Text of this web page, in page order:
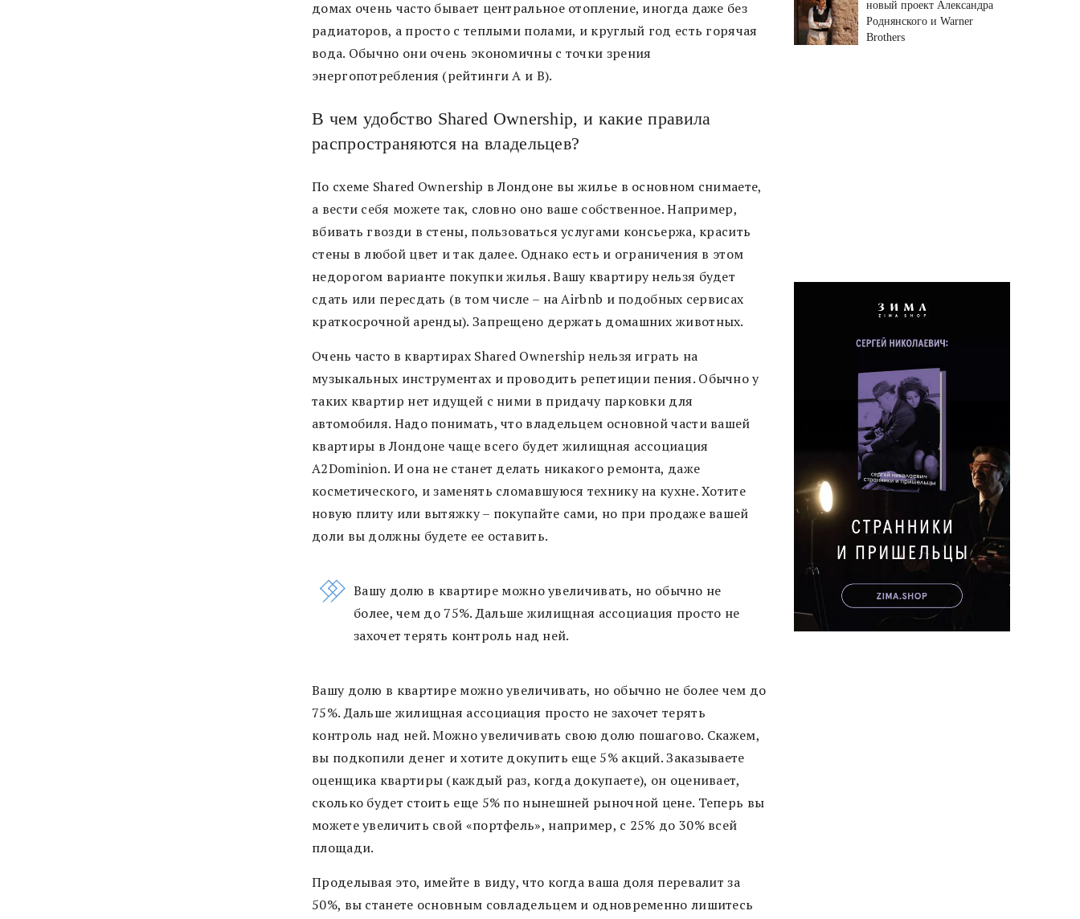
домах очень часто бывает центральное отопление, иногда даже без
радиаторов, а просто с теплыми полами, и круглый год есть горячая
вода. Обычно они очень экономичны с точки зрения
энергопотребления (рейтинги А и В).
В чем удобство Shared Ownership, и какие правила
распространяются на владельцев?
По схеме Shared Ownership в Лондоне вы жилье в основном снимаете,
а вести себя можете так, словно оно ваше собственное. Например,
вбивать гвозди в стены, пользоваться услугами консьержа, красить
стены в любой цвет и так далее. Однако есть и ограничения в этом
недорогом варианте покупки жилья. Вашу квартиру нельзя будет
сдать или пересдать (в том числе – на Airbnb и подобных сервисах
краткосрочной аренды). Запрещено держать домашних животных.
Очень часто в квартирах Shared Ownership нельзя играть на
музыкальных инструментах и проводить репетиции пения. Обычно у
таких квартир нет идущей с ними в придачу парковки для
автомобиля. Надо понимать, что владельцем основной части вашей
квартиры в Лондоне чаще всего будет жилищная ассоциация
A2Dominion. И она не станет делать никакого ремонта, даже
косметического, и заменять сломавшуюся технику на кухне. Хотите
новую плиту или вытяжку – покупайте сами, но при продаже вашей
доли вы должны будете ее оставить.
Вашу долю в квартире можно увеличивать, но обычно не
более, чем до 75%. Дальше жилищная ассоциация просто не
захочет терять контроль над ней.
Вашу долю в квартире можно увеличивать, но обычно не более чем до
75%. Дальше жилищная ассоциация просто не захочет терять
контроль над ней. Можно увеличивать свою долю пошагово. Скажем,
вы подкопили денег и хотите докупить еще 5% акций. Заказываете
оценщика квартиры (каждый раз, когда докупаете), он оценивает,
сколько будет стоить еще 5% по нынешней рыночной цене. Теперь вы
можете увеличить свой «портфель», например, с 25% до 30% всей
площади.
Проделывая это, имейте в виду, что когда ваша доля перевалит за
50%, вы станете основным совладельцем и одновременно лишитесь
новый проект Александра
Роднянского и Warner
Brothers